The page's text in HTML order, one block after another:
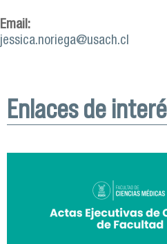
Email:
jessica.noriega@usach.cl
Enlaces de